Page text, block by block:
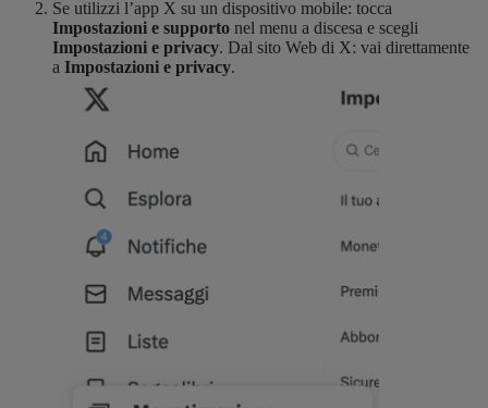
Se utilizzi l’app X su un dispositivo mobile: tocca
Impostazioni e supporto nel menu a discesa e scegli
Impostazioni e privacy. Dal sito Web di X: vai direttamente
a Impostazioni e privacy.